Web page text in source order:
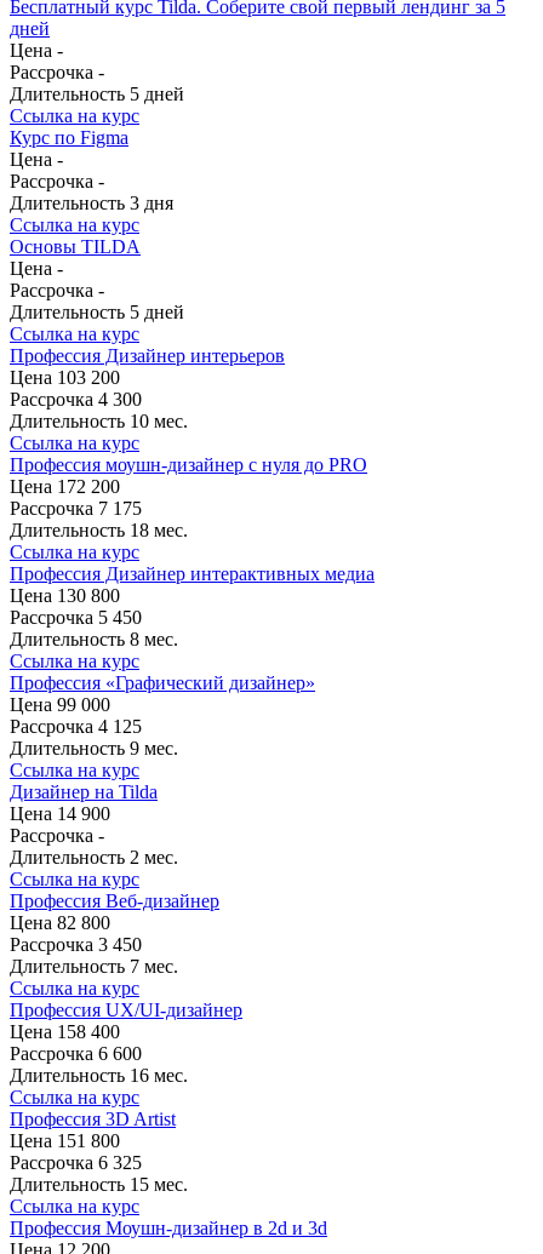
Бесплатный курс Tilda. Соберите свой первый лендинг за 5
дней
Цена -
Рассрочка -
Длительность 5 дней
Ссылка на курс
Курс по Figma
Цена -
Рассрочка -
Длительность 3 дня
Ссылка на курс
Основы TILDA
Цена -
Рассрочка -
Длительность 5 дней
Ссылка на курс
Профессия Дизайнер интерьеров
Цена 103 200
Рассрочка 4 300
Длительность 10 мес.
Ссылка на курс
Профессия моушн-дизайнер с нуля до PRO
Цена 172 200
Рассрочка 7 175
Длительность 18 мес.
Ссылка на курс
Профессия Дизайнер интерактивных медиа
Цена 130 800
Рассрочка 5 450
Длительность 8 мес.
Ссылка на курс
Профессия «Графический дизайнер»
Цена 99 000
Рассрочка 4 125
Длительность 9 мес.
Ссылка на курс
Дизайнер на Tilda
Цена 14 900
Рассрочка -
Длительность 2 мес.
Ссылка на курс
Профессия Веб-дизайнер
Цена 82 800
Рассрочка 3 450
Длительность 7 мес.
Ссылка на курс
Профессия UX/UI-дизайнер
Цена 158 400
Рассрочка 6 600
Длительность 16 мес.
Ссылка на курс
Профессия 3D Artist
Цена 151 800
Рассрочка 6 325
Длительность 15 мес.
Ссылка на курс
Профессия Моушн-дизайнер в 2d и 3d
Цена 12 200